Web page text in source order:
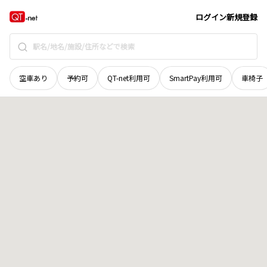
ログイン新規登録
空車あり 予約可 QT-net利用可 SmartPay利用可 車椅子
徳島県